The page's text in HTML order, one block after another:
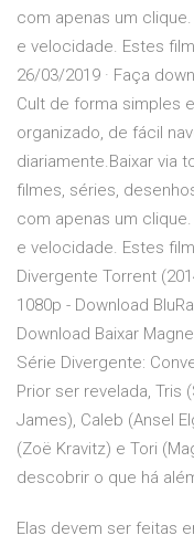
com apenas um
e velocidade. Estes
26/03/2019 · Faça
Cult de forma simples
organizado, de fácil
diariamente.Baixar via
filmes, séries,
com apenas um
e velocidade. Estes
Divergente Torrent
1080p - Download
Download Baixar
Série Divergente:
Prior ser revelada, Tris
James), Caleb (Ansel
(Zoë Kravitz) e Tori
descobrir o que há
Elas devem ser feitas